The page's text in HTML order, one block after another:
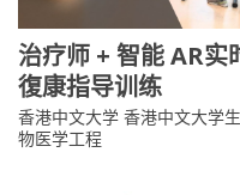
治疗师 + 智能 AR实
復康指导训练
香港中文大学 香港中文大学生
物医学工程